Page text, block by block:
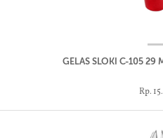
GELAS SLOKI C-105 29
Rp.